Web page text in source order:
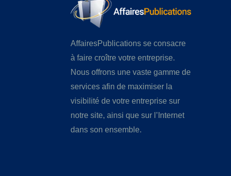
AffairesPublications se consacre
à faire croître votre entreprise.
Nous offrons une vaste gamme de
services afin de maximiser la
visibilité de votre entreprise sur
notre site, ainsi que sur l’Internet
dans son ensemble.